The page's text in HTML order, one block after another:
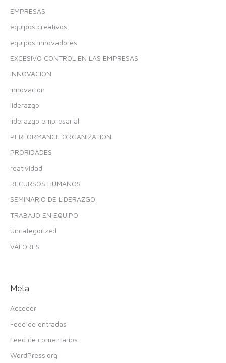
EMPRESAS
equipos creativos
equipos innovadores
EXCESIVO CONTROL EN LAS EMPRESAS
INNOVACION
innovación
liderazgo
liderazgo empresarial
PERFORMANCE ORGANIZATION
PRORIDADES
reatividad
RECURSOS HUMANOS
SEMINARIO DE LIDERAZGO
TRABAJO EN EQUIPO
Uncategorized
VALORES
Meta
Acceder
Feed de entradas
Feed de comentarios
WordPress.org